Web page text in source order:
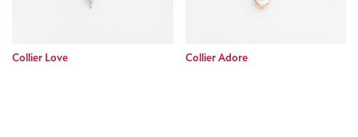
Collier Love Collier Adore